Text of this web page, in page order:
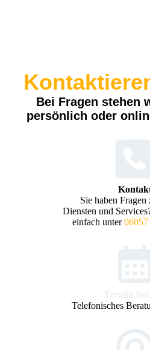
Bei Fragen stehen
persönlich oder
Sie haben Fragen
Diensten und
einfach unter
Telefonisches